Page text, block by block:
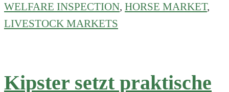
WELFARE INSPECTION, HORSE MARKET,
LIVESTOCK MARKETS
Kipster setzt praktische